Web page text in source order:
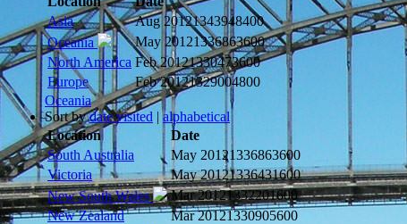
Asia
Aug 20121343948400
Oceania
May 20121336863600
North America Feb 20121330473600
Europe
Feb 20121329004800
Oceania
Sort bydate visited | alphabetical
Location
Date
South Australia
May 20121336863600
Victoria
May 20121336431600
New South Wales
Mar 20121332201600
New Zealand
Mar 20121330905600